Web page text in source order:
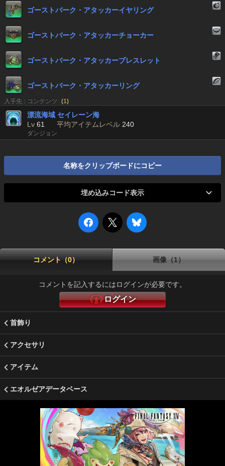
ゴーストバーク・アタッカーイヤリング
ゴーストバーク・アタッカーチョーカー
ゴーストバーク・アタッカーブレスレット
ゴーストバーク・アタッカーリング
入手先 : コンテンツ (1)
漂流海域 セイレーン海
Lv 61 平均アイテムレベル 240
ダンジョン
名称をクリップボードにコピー
埋め込みコード表示
コメント（0） 画像（1）
コメントを記入するにはログインが必要です。
ログイン
首飾り
アクセサリ
アイテム
エオルゼアデータベース